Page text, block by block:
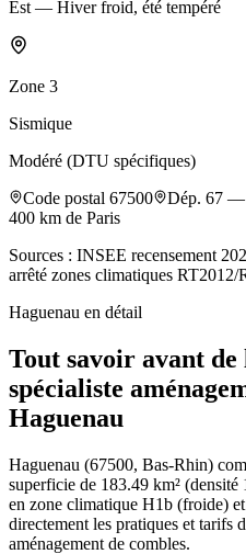
Est — Hiver froid, été tempéré
Zone 3
Sismique
Modéré (DTU spécifiques)
Code postal 67500 Dép. 67 —
400 km de Paris
Sources : INSEE recensement
arrêté zones climatiques RT2012/
Haguenau en détail
Tout savoir avant
spécialiste
Haguenau
Haguenau (67500, Bas-Rhin)
superficie de 183.49 km²
en zone climatique H1b (froide)
directement les pratiques et tarifs
aménagement de combles.